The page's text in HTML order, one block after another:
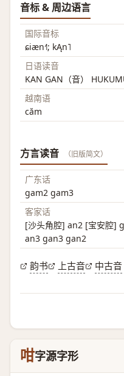
音标 & 周边语言
国际音标
ɕiæn˧˥; kĄn˥
日语读音
KAN GAN（音）
越南语
căm
方言读音 （旧版简文）
广东话
gam2 gam3
客家话
[沙头角腔] an2 [宝安腔]
an3 gan3 gan2
韵书 上古音 中古音
咁字源字形